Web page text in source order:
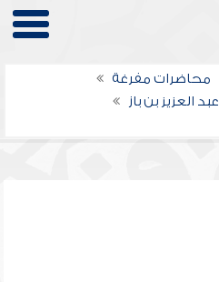
محاضرات مفرغة
عبد العزيز بن باز